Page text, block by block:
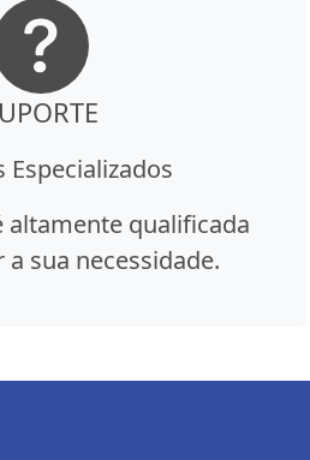
Especializados
altamente qualificada
sua necessidade.